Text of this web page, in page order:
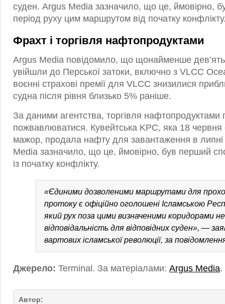
суден. Argus Media зазначило, що це, ймовірно,
період руху цим маршрутом від початку
Фрахт і торгівля нафтопродуктами
Argus Media повідомило, що щонайменше
увійшли до Перської затоки, включно з VLCC
воєнні страхові премії для VLCC знизилися
судна після рівня близько 5% раніше.
За даними агентства, торгівля нафтопродуктами
пожвавлюватися. Кувейтська KPC, яка 18
мажор, продала нафту для завантаження в липні
Media зазначило, що це, ймовірно, був перший
із початку конфлікту.
«Єдиними дозволеними маршрутами для
протоку є офіційно оголошені Ісламською
який рух поза цими визначеними коридорами
відповідальність для відповідних суден», —
вартових ісламської революції, за
Джерело: Terminal. За матеріалами: Argus Media.
Автор: